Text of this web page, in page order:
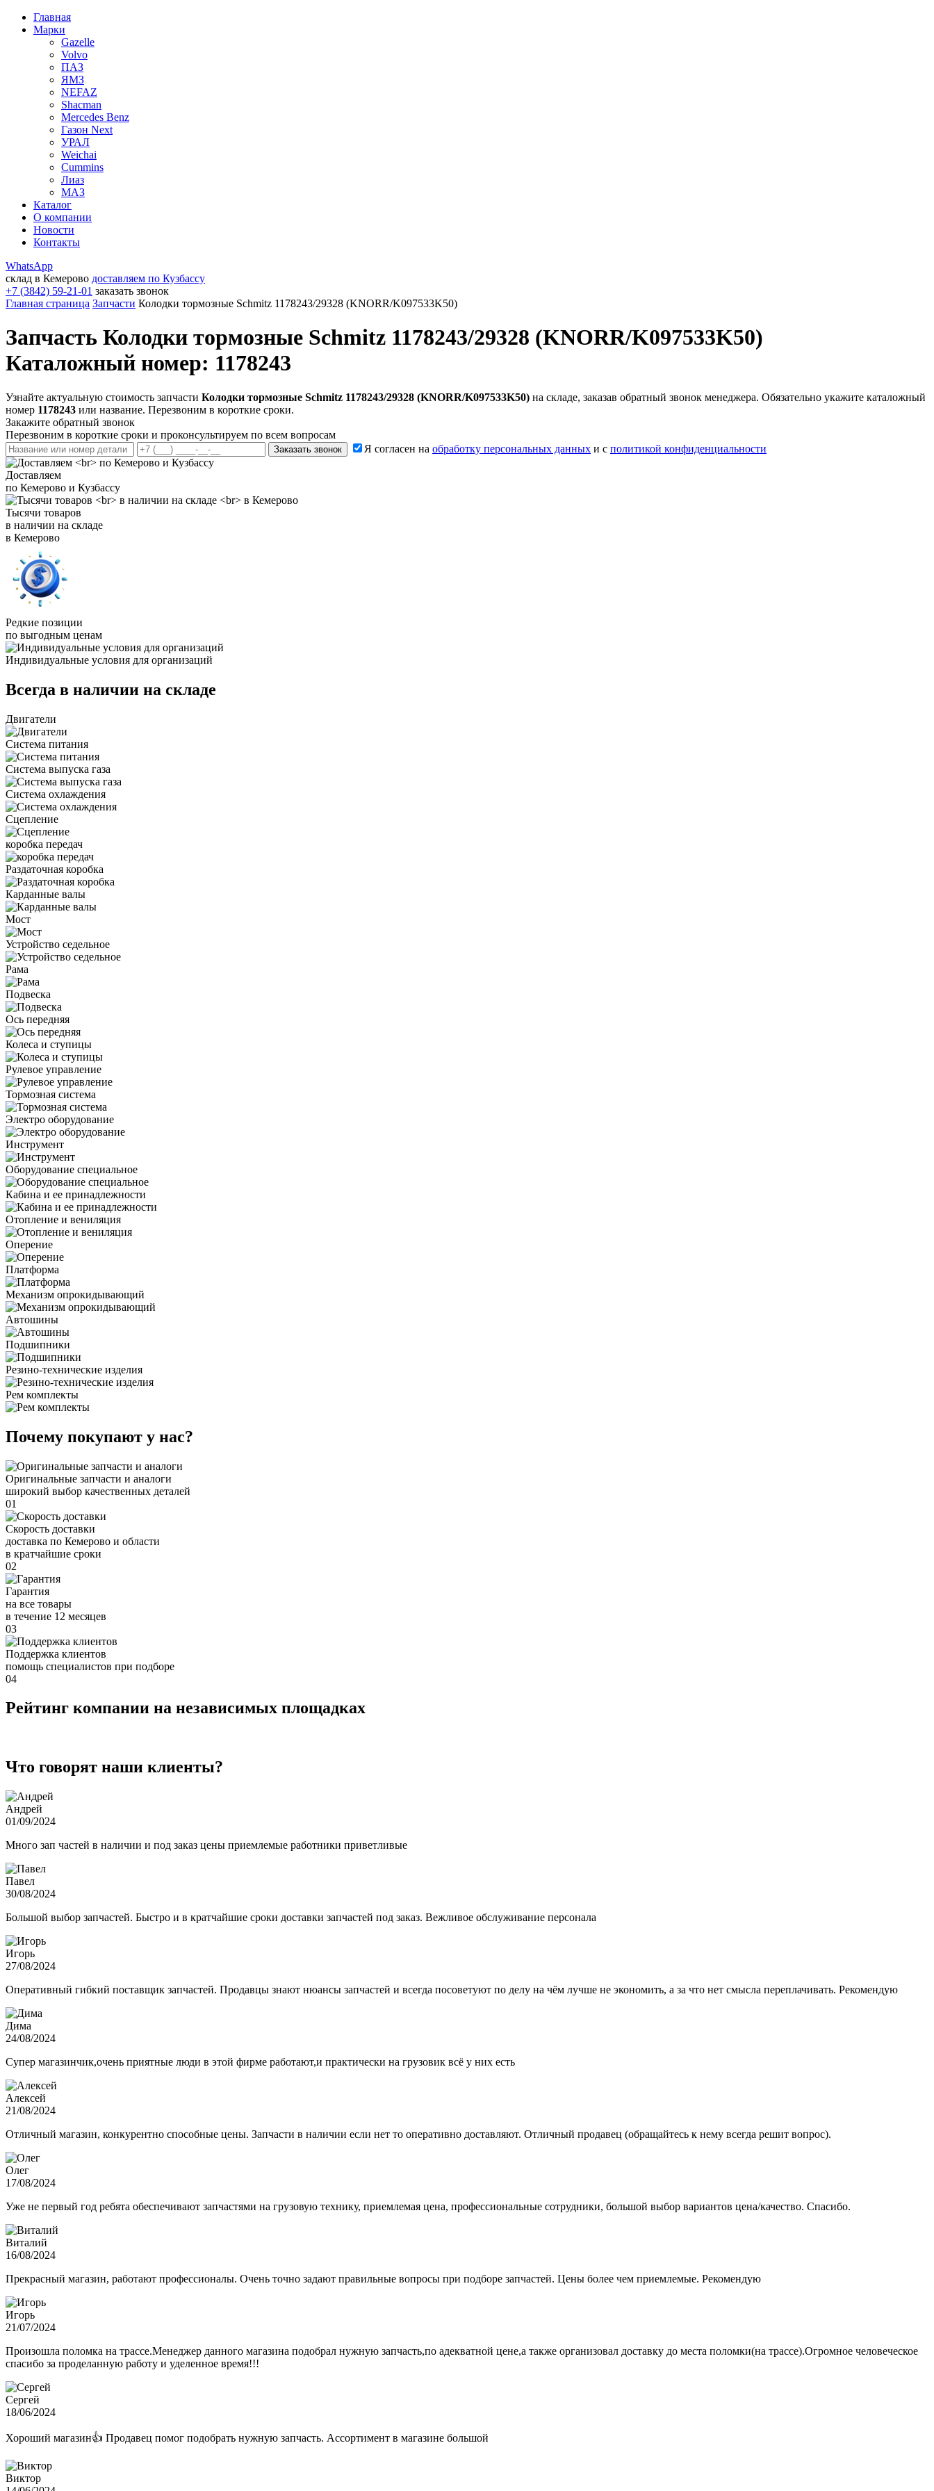
Главная
Марки
Gazelle
Volvo
ПАЗ
ЯМЗ
NEFAZ
Shacman
Mercedes Benz
Газон Next
УРАЛ
Weichai
Cummins
Лиаз
МАЗ
Каталог
О компании
Новости
Контакты
WhatsApp
склад в Кемерово доставляем по Кузбассу
+7 (3842) 59-21-01 заказать звонок
Главная страница Запчасти Колодки тормозные Schmitz 1178243/29328 (KNORR/K097533K50)
Запчасть Колодки тормозные Schmitz 1178243/29328 (KNORR/K097533K50)
Каталожный номер: 1178243
Узнайте актуальную стоимость запчасти Колодки тормозные Schmitz 1178243/29328 (KNORR/K097533K50) на складе, заказав обратный звонок менеджера. Обязательно укажите каталожный
номер 1178243 или название. Перезвоним в короткие сроки.
Закажите обратный звонок
Перезвоним в короткие сроки и проконсультируем по всем вопросам
Заказать звонок Я согласен на обработку персональных данных и с политикой конфиденциальности
Доставляем
по Кемерово и Кузбассу
Тысячи товаров
в наличии на складе
в Кемерово
Редкие позиции
по выгодным ценам
Индивидуальные условия для организаций
Всегда в наличии на складе
Двигатели
Система питания
Система выпуска газа
Система охлаждения
Сцепление
коробка передач
Раздаточная коробка
Карданные валы
Мост
Устройство седельное
Рама
Подвеска
Ось передняя
Колеса и ступицы
Рулевое управление
Тормозная система
Электро оборудование
Инструмент
Оборудование специальное
Кабина и ее принадлежности
Отопление и вениляция
Оперение
Платформа
Механизм опрокидывающий
Автошины
Подшипники
Резино-технические изделия
Рем комплекты
Почему покупают у нас?
Оригинальные запчасти и аналоги
широкий выбор качественных деталей
01
Скорость доставки
доставка по Кемерово и области
в кратчайшие сроки
02
Гарантия
на все товары
в течение 12 месяцев
03
Поддержка клиентов
помощь специалистов при подборе
04
Рейтинг компании на независимых площадках
Что говорят наши клиенты?
Андрей
01/09/2024
Много зап частей в наличии и под заказ цены приемлемые работники приветливые
Павел
30/08/2024
Большой выбор запчастей. Быстро и в кратчайшие сроки доставки запчастей под заказ. Вежливое обслуживание персонала
Игорь
27/08/2024
Оперативный гибкий поставщик запчастей. Продавцы знают нюансы запчастей и всегда посоветуют по делу на чём лучше не экономить, а за что нет смысла переплачивать. Рекомендую
Дима
24/08/2024
Супер магазинчик,очень приятные люди в этой фирме работают,и практически на грузовик всё у них есть
Алексей
21/08/2024
Отличный магазин, конкурентно способные цены. Запчасти в наличии если нет то оперативно доставляют. Отличный продавец (обращайтесь к нему всегда решит вопрос).
Олег
17/08/2024
Уже не первый год ребята обеспечивают запчастями на грузовую технику, приемлемая цена, профессиональные сотрудники, большой выбор вариантов цена/качество. Спасибо.
Виталий
16/08/2024
Прекрасный магазин, работают профессионалы. Очень точно задают правильные вопросы при подборе запчастей. Цены более чем приемлемые. Рекомендую
Игорь
21/07/2024
Произошла поломка на трассе.Менеджер данного магазина подобрал нужную запчасть,по адекватной цене,а также организовал доставку до места поломки(на трассе).Огромное человеческое
спасибо за проделанную работу и уделенное время!!!
Сергей
18/06/2024
Хороший магазин👍 Продавец помог подобрать нужную запчасть. Ассортимент в магазине большой
Виктор